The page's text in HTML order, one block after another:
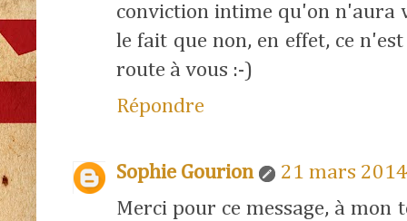
conviction intime qu'on n'aura
le fait que non, en effet, ce
route à vous :-)
Répondre
Sophie Gourion
21 mars
Merci pour ce message, à